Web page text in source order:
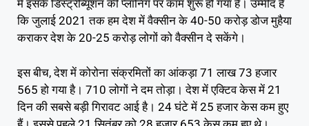
में इसके डिस्ट्रीब्यूशन की प्लानिंग पर काम शुरू हो गया है। उम्मीद है
कि जुलाई 2021 तक हम देश में वैक्सीन के 40-50 करोड़ डोज मुहैया
कराकर देश के 20-25 करोड़ लोगों को वैक्सीन दे सकेंगे।
इस बीच, देश में कोरोना संक्रमितों का आंकड़ा 71 लाख 73 हजार
565 हो गया है। 710 लोगों ने दम तोड़ा। देश में एक्टिव केस में 21
दिन की सबसे बड़ी गिरावट आई है। 24 घंटे में 25 हजार केस कम हुए